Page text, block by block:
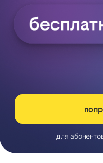
для